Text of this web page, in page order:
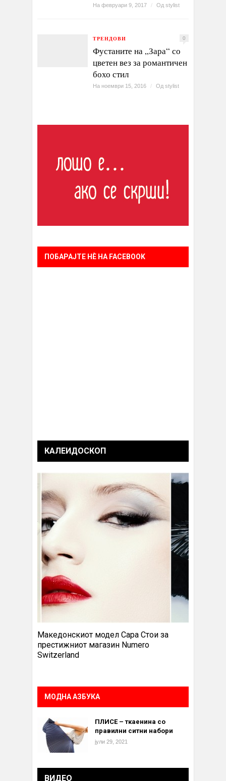
На февруари 9, 2017 / Од stylist
ТРЕНДОВИ 0
Фустаните на „Зара“ со
цветен вез за романтичен
бохо стил
На ноември 15, 2016 / Од stylist
ПОБАРАЈТЕ НÈ НА FACEBOOK
КАЛЕИДОСКОП
Македонскиот модел Сара Стои за
престижниот магазин Numero
Switzerland
МОДНА АЗБУКА
ПЛИСЕ – ткаенина со
правилни ситни набори
јули 29, 2021
ВИДЕО